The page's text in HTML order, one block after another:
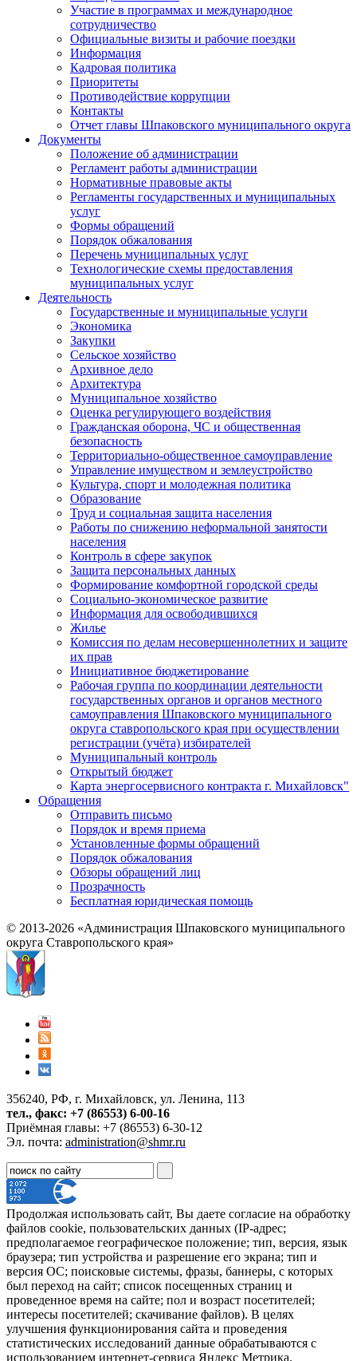
Участие в программах и международное
сотрудничество
Официальные визиты и рабочие поездки
Информация
Кадровая политика
Приоритеты
Противодействие коррупции
Контакты
Отчет главы Шпаковского муниципального округа
Документы
Положение об администрации
Регламент работы администрации
Нормативные правовые акты
Регламенты государственных и муниципальных
услуг
Формы обращений
Порядок обжалования
Перечень муниципальных услуг
Технологические схемы предоставления
муниципальных услуг
Деятельность
Государственные и муниципальные услуги
Экономика
Закупки
Сельское хозяйство
Архивное дело
Архитектура
Муниципальное хозяйство
Оценка регулирующего воздействия
Гражданская оборона, ЧС и общественная
безопасность
Территориально-общественное самоуправление
Управление имуществом и землеустройство
Культура, спорт и молодежная политика
Образование
Труд и социальная защита населения
Работы по снижению неформальной занятости
населения
Контроль в сфере закупок
Защита персональных данных
Формирование комфортной городской среды
Социально-экономическое развитие
Информация для освободившихся
Жилье
Комиссия по делам несовершеннолетних и защите
их прав
Инициативное бюджетирование
Рабочая группа по координации деятельности
государственных органов и органов местного
самоуправления Шпаковского муниципального
округа ставропольского края при осуществлении
регистрации (учёта) избирателей
Муниципальный контроль
Открытый бюджет
Карта энергосервисного контракта г. Михайловск"
Обращения
Отправить письмо
Порядок и время приема
Установленные формы обращений
Порядок обжалования
Обзоры обращений лиц
Прозрачность
Бесплатная юридическая помощь
© 2013-2026 «Администрация Шпаковского муниципального
округа Ставропольского края»
356240, РФ, г. Михайловск, ул. Ленина, 113
тел., факс: +7 (86553) 6-00-16
Приёмная главы: +7 (86553) 6-30-12
Эл. почта: administration@shmr.ru
Продолжая использовать сайт, Вы даете согласие на обработку
файлов cookie, пользовательских данных (IP-адрес;
предполагаемое географическое положение; тип, версия, язык
браузера; тип устройства и разрешение его экрана; тип и
версия ОС; поисковые системы, фразы, баннеры, с которых
был переход на сайт; список посещенных страниц и
проведенное время на сайте; пол и возраст посетителей;
интересы посетителей; скачивание файлов). В целях
улучшения функционирования сайта и проведения
статистических исследований данные обрабатываются с
использованием интернет-сервиса Яндекс Метрика.